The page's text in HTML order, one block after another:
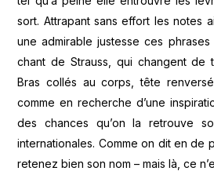
sort. Attrapant sans effort les notes
une admirable justesse ces
chant de Strauss, qui changent de
Bras collés au corps, tête
comme en recherche d’une
des chances qu’on la retrouve
internationales. Comme on dit en de
retenez bien son nom – mais là, ce